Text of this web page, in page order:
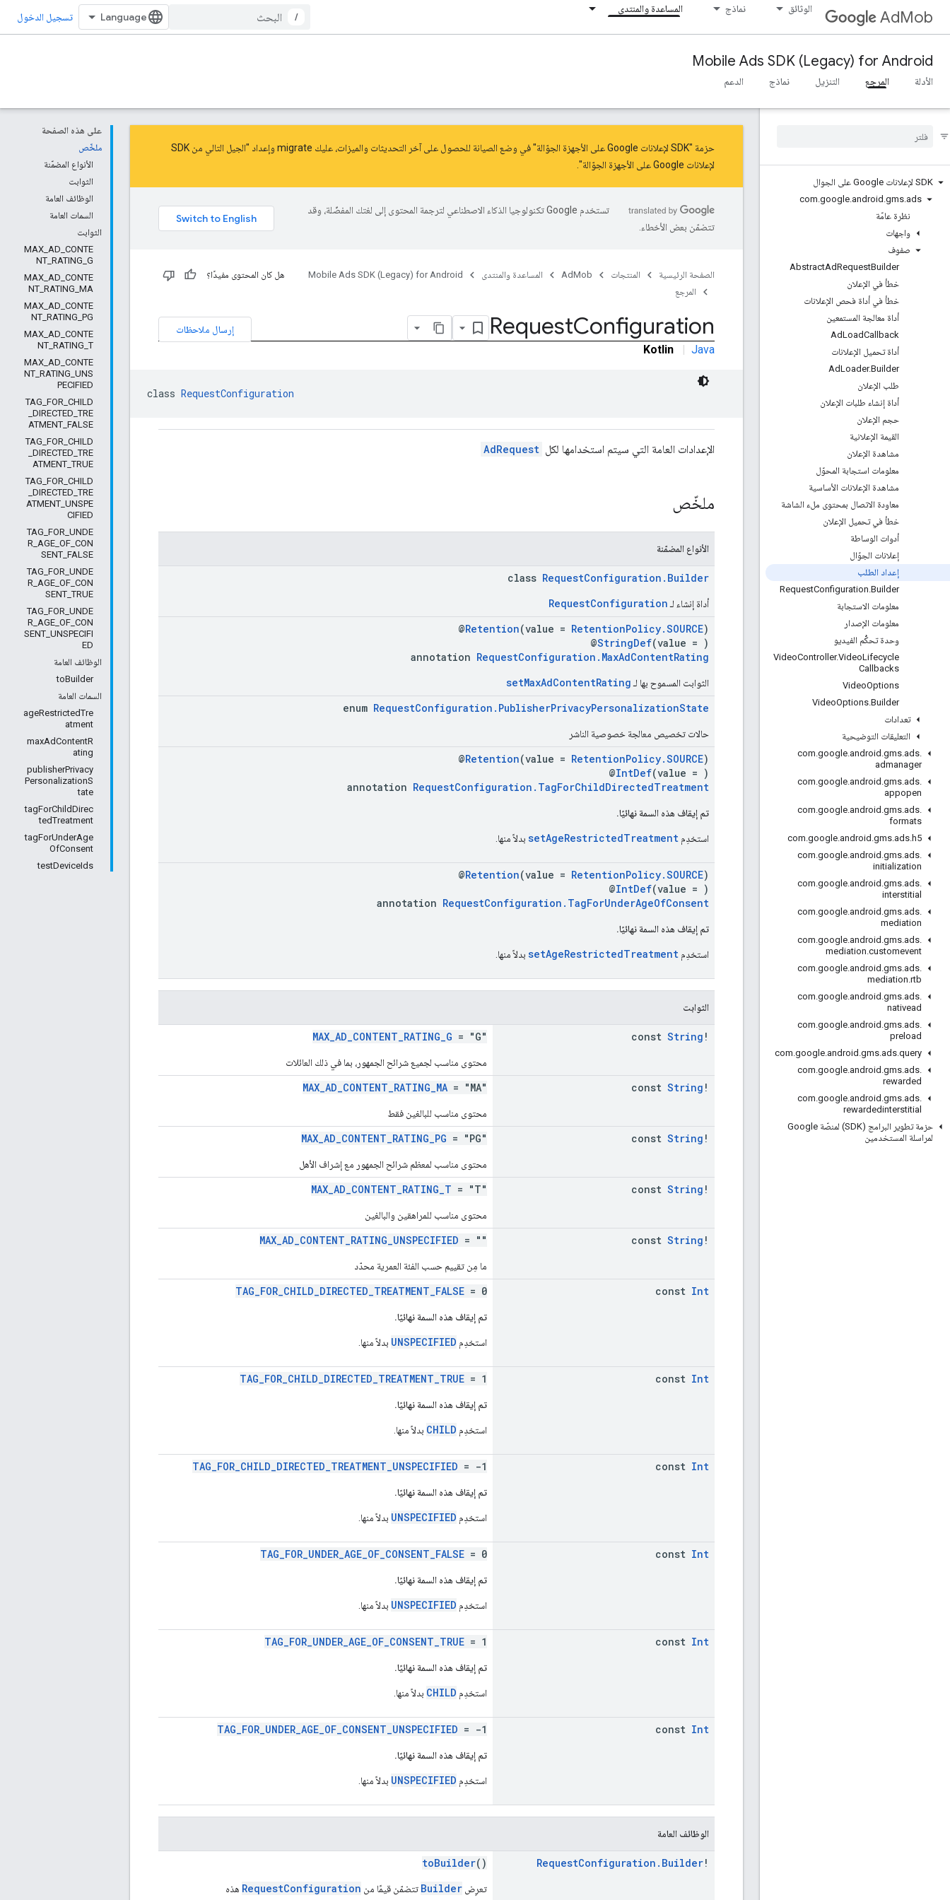
AdMob الوثائق نماذج المساعدة والمنتدى
/ تسجيل الدخول
Mobile Ads SDK (Legacy) for Android
الأدلة المرجع التنزيل نماذج الدعم
SDK لإعلانات Google على الجوال
com.google.android .gms.ads
نظرة عامّة
واجهات
صفوف
AbstractAdRequestBuilder
خطأ في الإعلان
خطأ في أداة فحص الإعلانات
أداة معالجة المستمعين
AdLoadCallback
أداة تحميل الإعلانات
AdLoader.Builder
طلب الإعلان
أداة إنشاء طلبات الإعلان
حجم الإعلان
القيمة الإعلانية
مشاهدة الإعلان
معلومات استجابة المحوّل
مشاهدة الإعلانات الأساسية
معاودة الاتصال بمحتوى ملء الشاشة
خطأ في تحميل الإعلان
أدوات الوساطة
إعلانات الجوّال
إعداد الطلب
RequestConfiguration.Builder
معلومات الاستجابة
معلومات الإصدار
وحدة تحكُّم الفيديو
VideoController.VideoLifecycle
Callbacks
VideoOptions
VideoOptions.Builder
تعدادات
التعليقات التوضيحية
com.google.android .gms.ads.
admanager
com.google.android .gms.ads.
appopen
com.google.android .gms.ads.
formats
com.google.android .gms.ads.h5
com.google.android .gms.ads.
initialization
com.google.android .gms.ads.
interstitial
com.google.android .gms.ads.
mediation
com.google.android .gms.ads.
mediation.customevent
com.google.android .gms.ads.
mediation.rtb
com.google.android .gms.ads.
nativead
com.google.android .gms.ads.
preload
com.google.android .gms.ads.query
com.google.android .gms.ads.
rewarded
com.google.android .gms.ads.
rewardedinterstitial
حزمة تطوير البرامج (SDK) لمنصّة Google
لمراسلة المستخدمين
على هذه الصفحة
ملخّص
الأنواع المضمّنة
الثوابت
الوظائف العامة
السمات العامة
الثوابت
MAX_AD_CONTE
NT_RATING_G
MAX_AD_CONTE
NT_RATING_MA
MAX_AD_CONTE
NT_RATING_PG
MAX_AD_CONTE
NT_RATING_T
MAX_AD_CONTE
NT_RATING_UNS
PECIFIED
TAG_FOR_CHILD
_DIRECTED_TRE
ATMENT_FALSE
TAG_FOR_CHILD
_DIRECTED_TRE
ATMENT_TRUE
TAG_FOR_CHILD
_DIRECTED_TRE
ATMENT_UNSPE
CIFIED
TAG_FOR_UNDE
R_AGE_OF_CON
SENT_FALSE
TAG_FOR_UNDE
R_AGE_OF_CON
SENT_TRUE
TAG_FOR_UNDE
R_AGE_OF_CON
SENT_UNSPECIFI
ED
الوظائف العامة
toBuilder
السمات العامة
ageRestrictedTre
atment
maxAdContentR
ating
publisherPrivacy
PersonalizationS
tate
tagForChildDirec
tedTreatment
tagForUnderAge
OfConsent
testDeviceIds
حزمة "SDK لإعلانات Google على الأجهزة الجوّالة" في وضع الصيانة للحصول على آخر التحديثات والميزات، عليك migrate و
إعداد "الجيل التالي من SDK
لإعلانات Google على الأجهزة الجوّالة"
تستخدم Google تكنولوجيا الذكاء الاصطناعي لترجمة المحتوى إلى لغتك المفضّلة، وقد
تتضمّن بعض الأخطاء.
الصفحة الرئيسية المنتجات AdMob المساعدة والمنتدى
Mobile Ads SDK (Legacy) for Android
المرجع
هل كان المحتوى مفيدًا؟
إرسال ملاحظات RequestConfiguration
Kotlin | Java
class RequestConfiguration
الإعدادات العامة التي سيتم استخدامها لكل AdRequest
ملخّص
الأنواع المضمّنة
class RequestConfiguration.Builder
أداة إنشاء لـ RequestConfiguration
@Retention(value = RetentionPolicy.SOURCE)
@StringDef(value = )
annotation RequestConfiguration.MaxAdContentRating
الثوابت المسموح بها لـ setMaxAdContentRating
enum RequestConfiguration.PublisherPrivacyPersonalizationState
حالات تخصيص معالجة خصوصية الناشر
@Retention(value = RetentionPolicy.SOURCE)
@IntDef(value = )
annotation RequestConfiguration.TagForChildDirectedTreatment
تم إيقاف هذه السمة نهائيًا.
استخدِم setAgeRestrictedTreatment بدلاً منها.
@Retention(value = RetentionPolicy.SOURCE)
@IntDef(value = )
annotation RequestConfiguration.TagForUnderAgeOfConsent
تم إيقاف هذه السمة نهائيًا.
استخدِم setAgeRestrictedTreatment بدلاً منها.
الثوابت
const String !
MAX_AD_CONTENT_RATING_G = "G"
محتوى مناسب لجميع شرائح الجمهور، بما في ذلك العائلات
const String !
MAX_AD_CONTENT_RATING_MA = "MA"
محتوى مناسب للبالغين فقط
const String !
MAX_AD_CONTENT_RATING_PG = "PG"
محتوى مناسب لمعظم شرائح الجمهور مع إشراف الأهل
const String !
MAX_AD_CONTENT_RATING_T = "T"
محتوى مناسب للمراهقين والبالغين
const String !
MAX_AD_CONTENT_RATING_UNSPECIFIED = ""
ما مِن تقييم حسب الفئة العمرية محدّد
const Int
TAG_FOR_CHILD_DIRECTED_TREATMENT_FALSE = 0
تم إيقاف هذه السمة نهائيًا.
استخدِم UNSPECIFIED بدلاً منها.
const Int
TAG_FOR_CHILD_DIRECTED_TREATMENT_TRUE = 1
تم إيقاف هذه السمة نهائيًا.
استخدِم CHILD بدلاً منها.
const Int
TAG_FOR_CHILD_DIRECTED_TREATMENT_UNSPECIFIED = -1
تم إيقاف هذه السمة نهائيًا.
استخدِم UNSPECIFIED بدلاً منها.
const Int
TAG_FOR_UNDER_AGE_OF_CONSENT_FALSE = 0
تم إيقاف هذه السمة نهائيًا.
استخدِم UNSPECIFIED بدلاً منها.
const Int
TAG_FOR_UNDER_AGE_OF_CONSENT_TRUE = 1
تم إيقاف هذه السمة نهائيًا.
استخدِم CHILD بدلاً منها.
const Int
TAG_FOR_UNDER_AGE_OF_CONSENT_UNSPECIFIED = -1
تم إيقاف هذه السمة نهائيًا.
استخدِم UNSPECIFIED بدلاً منها.
الوظائف العامة
RequestConfiguration . Builder!
toBuilder()
تعرِض Builder تتضمّن قيمًا من RequestConfiguration هذه